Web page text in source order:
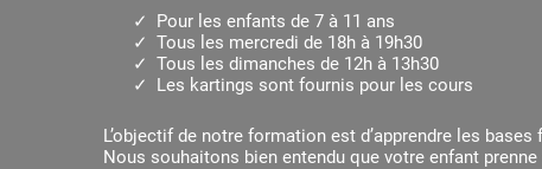
Pour les enfants de 7 à 11 ans
Tous les mercredi de 18h à 19h30
Tous les dimanches de 12h à 13h30
Les kartings sont fournis pour les cours
L’objectif de notre formation est d’apprendre les
Nous souhaitons bien entendu que votre enfant